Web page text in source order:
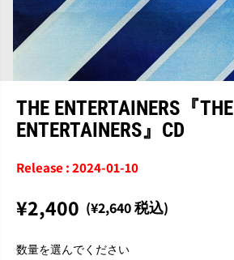
THE ENTERTAINERS『THE
ENTERTAINERS』CD
Release : 2024-01-10
通
価
¥2,400 (¥2,640 税込)
数量を選んでください